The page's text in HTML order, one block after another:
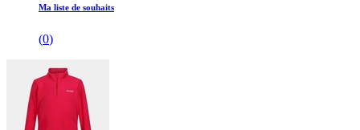
Ma liste de souhaits
(0)